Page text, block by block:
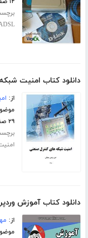
دانلود کتاب امنیت
از:
۲۹ صفحه
دانلود کتاب آموزش
از: